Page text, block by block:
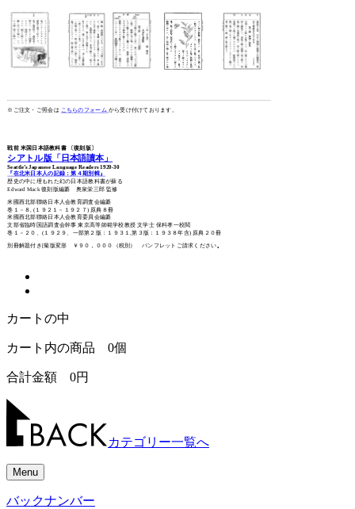
※ご注文・ご照会は こちらのフォーム から受け付けております。
戦前 米国日本語教科書 〔復刻版〕
シアトル版「日本語讀本」
Seattle’s Japanese Language Readers 1920-30
『在北米日本人の記録：第４期別輯』
歴史の中に埋もれた幻の日本語教科書が蘇る
Edward Mack 復刻版編纂 奥泉栄三郎 監修
米國西北部聯絡日本人会教育調査会編纂
巻１－８, (１９２１－１９２７) 原典８冊
米國西北部聯絡日本人会教育委員会編纂
文部省臨時国語調査会幹事 東京高等師範学校教授 文学士 保科孝一校閲
巻１－２０、(１９２９、一部第２版：１９３１,第３版：１９３８年含) 原典２０冊
別冊解題付き[菊版変形 ￥９０，０００（税別） パンフレットご請求ください｡
カートの中
カート内の商品 0個
合計金額 0円
カテゴリー一覧へ
Menu
バックナンバー